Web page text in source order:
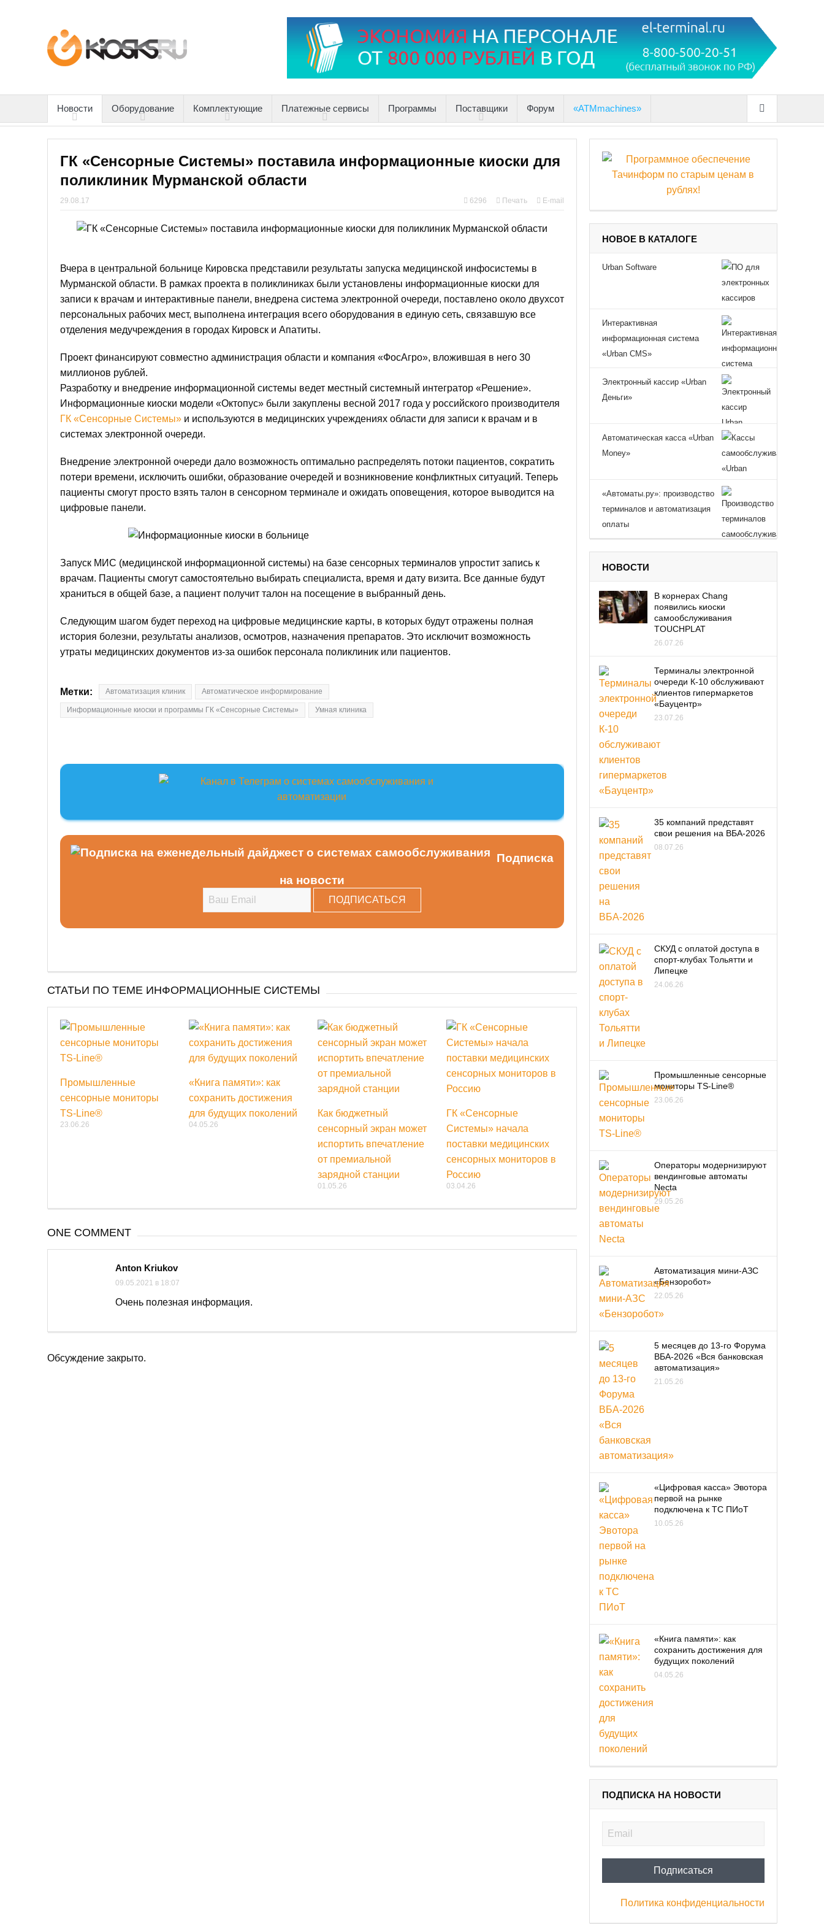
Новости Оборудование Комплектующие Платежные сервисы Программы Поставщики Форум «ATMmachines»
ГК «Сенсорные Системы» поставила информационные киоски для
поликлиник Мурманской области
29.08.17 6296 Печать E-mail
Вчера в центральной больнице Кировска представили результаты запуска медицинской инфосистемы в
Мурманской области. В рамках проекта в поликлиниках были установлены информационные киоски для
записи к врачам и интерактивные панели, внедрена система электронной очереди, поставлено около двухсот
персональных рабочих мест, выполнена интеграция всего оборудования в единую сеть, связавшую все
отделения медучреждения в городах Кировск и Апатиты.
Проект финансируют совместно администрация области и компания «ФосАгро», вложившая в него 30
миллионов рублей.
Разработку и внедрение информационной системы ведет местный системный интегратор «Решение».
Информационные киоски модели «Октопус» были закуплены весной 2017 года у российского производителя
ГК «Сенсорные Системы»и используются в медицинских учреждениях области для записи к врачам и в
системах электронной очереди.
Внедрение электронной очереди дало возможность оптимально распределять потоки пациентов, сократить
потери времени, исключить ошибки, образование очередей и возникновение конфликтных ситуаций. Теперь
пациенты смогут просто взять талон в сенсорном терминале и ожидать оповещения, которое выводится на
цифровые панели.
Запуск МИС (медицинской информационной системы) на базе сенсорных терминалов упростит запись к
врачам. Пациенты смогут самостоятельно выбирать специалиста, время и дату визита. Все данные будут
храниться в общей базе, а пациент получит талон на посещение в выбранный день.
Следующим шагом будет переход на цифровые медицинские карты, в которых будут отражены полная
история болезни, результаты анализов, осмотров, назначения препаратов. Это исключит возможность
утраты медицинских документов из-за ошибок персонала поликлиник или пациентов.
Метки: Автоматизация клиник Автоматическое информирование
Информационные киоски и программы ГК «Сенсорные Системы» Умная клиника
Подписка
на новости
СТАТЬИ ПО ТЕМЕ ИНФОРМАЦИОННЫЕ СИСТЕМЫ
Промышленные
сенсорные мониторы
TS-Line®
23.06.26
«Книга памяти»: как
сохранить достижения
для будущих поколений
04.05.26
Как бюджетный
сенсорный экран может
испортить впечатление
от премиальной
зарядной станции
01.05.26
ГК «Сенсорные
Системы» начала
поставки медицинских
сенсорных мониторов в
Россию
03.04.26
ONE COMMENT
Anton Kriukov
09.05.2021 в 18:07
Очень полезная информация.
Обсуждение закрыто.
НОВОЕ В КАТАЛОГЕ
Urban Software
Интерактивная
информационная система
«Urban CMS»
Электронный кассир «Urban
Деньги»
Автоматическая касса «Urban
Money»
«Автоматы.ру»: производство
терминалов и автоматизация
оплаты
НОВОСТИ
В корнерах Chang
появились киоски
самообслуживания
TOUCHPLAT
26.07.26
Терминалы электронной
очереди К-10 обслуживают
клиентов гипермаркетов
«Бауцентр»
23.07.26
35 компаний представят
свои решения на ВБА-2026
08.07.26
СКУД с оплатой доступа в
спорт-клубах Тольятти и
Липецке
24.06.26
Промышленные сенсорные
мониторы TS-Line®
23.06.26
Операторы модернизируют
вендинговые автоматы
Necta
29.05.26
Автоматизация мини-АЗС
«Бензоробот»
22.05.26
5 месяцев до 13-го Форума
ВБА-2026 «Вся банковская
автоматизация»
21.05.26
«Цифровая касса» Эвотора
первой на рынке
подключена к ТС ПИоТ
10.05.26
«Книга памяти»: как
сохранить достижения для
будущих поколений
04.05.26
ПОДПИСКА НА НОВОСТИ
Политика конфиденциальности